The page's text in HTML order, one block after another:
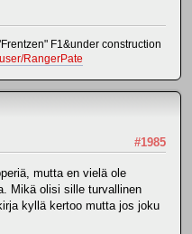
F1&under construction
RangerPate
#1985
mutta en vielä ole
Mikä olisi sille turvallinen
kyllä kertoo mutta jos joku